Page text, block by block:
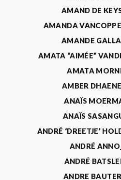
AMAND DE
AMANDA
AMANDE
AMATA “AIMÉE”
AMATA
AMBER
ANAÏS
ANAÏS
ANDRÉ ‘DREETJE’
ANDRÉ
ANDRÉ
ANDRE